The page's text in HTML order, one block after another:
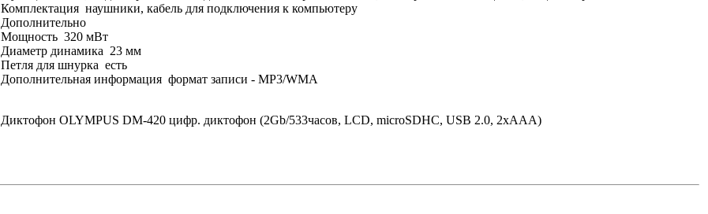
Комплектация наушники, кабель для подключения к компьютеру
Дополнительно
Мощность 320 мВт
Диаметр динамика 23 мм
Петля для шнурка есть
Дополнительная информация формат записи - MP3/WMA
Диктофон OLYMPUS DM-420 цифр. диктофон (2Gb/533часов, LCD, microSDHC, USB 2.0, 2xAAA)